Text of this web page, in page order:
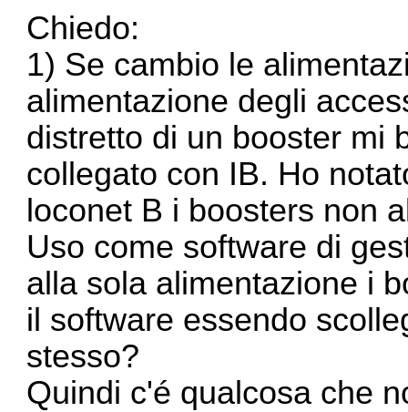
Chiedo:
1) Se cambio le
alimentazione degli
distretto di un booster mi
collegato con IB. Ho
loconet B i boosters non
Uso come software di
alla sola alimentazione i
il software essendo
stesso?
Quindi c'é qualcosa che